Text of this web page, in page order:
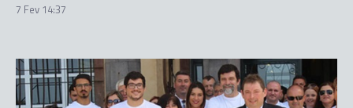
7 Fev 14:37